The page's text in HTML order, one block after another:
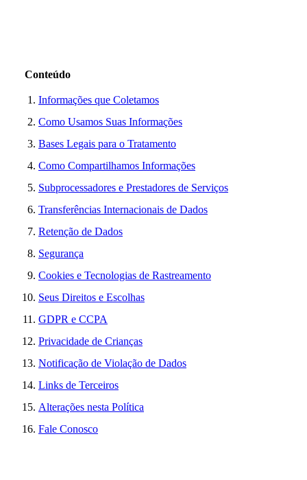
Conteúdo
Informações que Coletamos
Como Usamos Suas Informações
Bases Legais para o Tratamento
Como Compartilhamos Informações
Subprocessadores e Prestadores de Serviços
Transferências Internacionais de Dados
Retenção de Dados
Segurança
Cookies e Tecnologias de Rastreamento
Seus Direitos e Escolhas
GDPR e CCPA
Privacidade de Crianças
Notificação de Violação de Dados
Links de Terceiros
Alterações nesta Política
Fale Conosco